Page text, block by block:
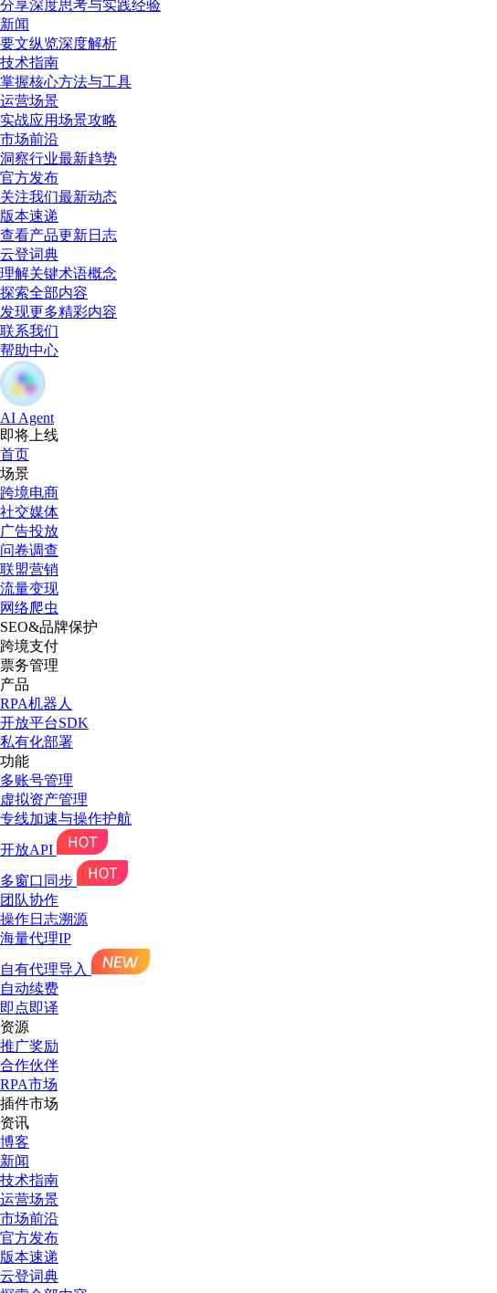
分享深度思考与实践经验
新闻
要文纵览深度解析
技术指南
掌握核心方法与工具
运营场景
实战应用场景攻略
市场前沿
洞察行业最新趋势
官方发布
关注我们最新动态
版本速递
查看产品更新日志
云登词典
理解关键术语概念
探索全部内容
发现更多精彩内容
联系我们
帮助中心
AI Agent
即将上线
首页
场景
跨境电商
社交媒体
广告投放
问卷调查
联盟营销
流量变现
网络爬虫
SEO&品牌保护
跨境支付
票务管理
产品
RPA机器人
开放平台SDK
私有化部署
功能
多账号管理
虚拟资产管理
专线加速与操作护航
开放API
多窗口同步
团队协作
操作日志溯源
海量代理IP
自有代理导入
自动续费
即点即译
资源
推广奖励
合作伙伴
RPA市场
插件市场
资讯
博客
新闻
技术指南
运营场景
市场前沿
官方发布
版本速递
云登词典